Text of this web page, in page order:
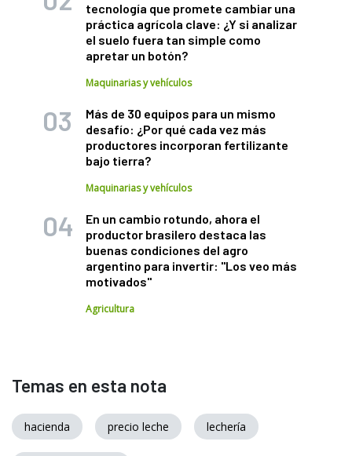
tecnología que promete cambiar una
práctica agrícola clave: ¿Y si analizar
el suelo fuera tan simple como
apretar un botón?
Maquinarias y vehículos
Más de 30 equipos para un mismo
desafío: ¿Por qué cada vez más
productores incorporan fertilizante
bajo tierra?
Maquinarias y vehículos
En un cambio rotundo, ahora el
productor brasilero destaca las
buenas condiciones del agro
argentino para invertir: "Los veo más
motivados"
Agricultura
Temas en esta nota
hacienda precio leche lechería